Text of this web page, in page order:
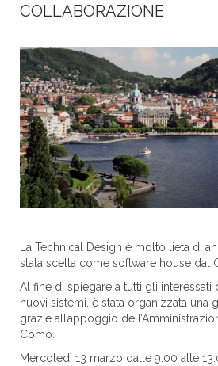
COLLABORAZIONE
La Technical Design è molto lieta di
stata scelta come software house dal
Al fine di spiegare a tutti gli interessati
nuovi sistemi, è stata organizzata una
grazie all’appoggio
Como.
Mercoledì 13 marzo dalle 9.00 alle